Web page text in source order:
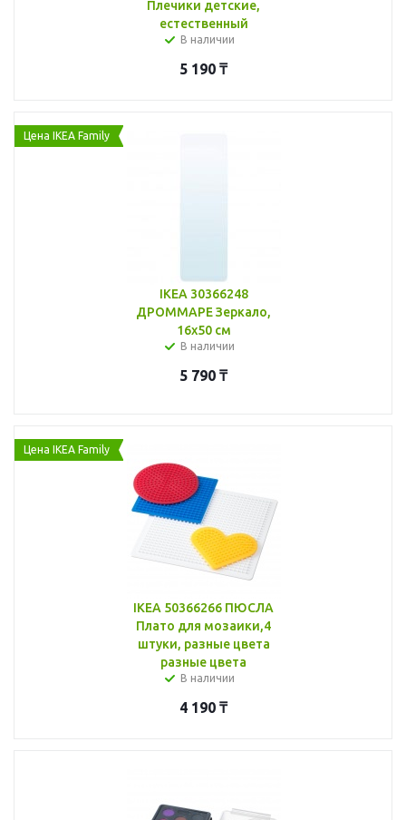
Плечики детские,
естественный
В наличии
5 190 ₸
Цена IKEA Family
IKEA 30366248
ДРОММАРЕ Зеркало,
16x50 см
В наличии
5 790 ₸
Цена IKEA Family
IKEA 50366266 ПЮСЛА
Плато для мозаики,4
штуки, разные цвета
разные цвета
В наличии
4 190 ₸